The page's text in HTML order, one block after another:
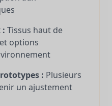
: Tissus haut de
options
: Plusieurs
un ajustement